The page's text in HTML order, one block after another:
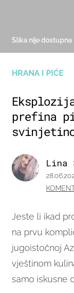
HRANA I PIĆE
prefina
Jeste li ikad
na prvu
jugoistočnoj
vještinom
samo iskusne
Lina
Slika nije dostupna